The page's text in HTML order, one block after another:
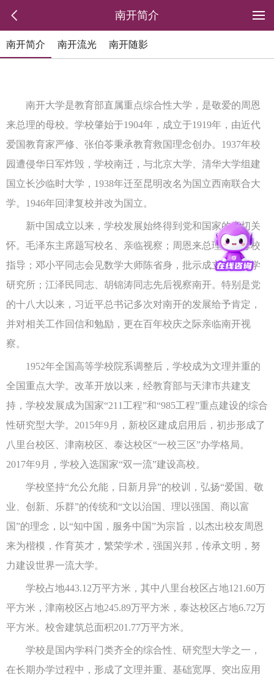
南开简介
南开简介 南开流光 南开随影
南开大学是教育部直属重点综合性大学，是敬爱的周恩
来总理的母校。学校肇始于1904年，成立于1919年，由近代
爱国教育家严修、张伯苓秉承教育救国理念创办。1937年校
园遭侵华日军炸毁，学校南迁，与北京大学、清华大学组建
国立长沙临时大学，1938年迁至昆明改名为国立西南联合大
学。1946年回津复校并改为国立。
新中国成立以来，学校发展始终得到党和国家的亲切关
怀。毛泽东主席题写校名、亲临视察；周恩来总理三回母校
指导；邓小平同志会见数学大师陈省身，批示成立南开数学
研究所；江泽民同志、胡锦涛同志先后视察南开。特别是党
的十八大以来，习近平总书记多次对南开的发展给予肯定，
并对相关工作回信和勉励，更在百年校庆之际亲临南开视
察。
1952年全国高等学校院系调整后，学校成为文理并重的
全国重点大学。改革开放以来，经教育部与天津市共建支
持，学校发展成为国家“211工程”和“985工程”重点建设的综合
性研究型大学。2015年9月，新校区建成启用后，初步形成了
八里台校区、津南校区、泰达校区“一校三区”办学格局。
2017年9月，学校入选国家“双一流”建设高校。
学校坚持“允公允能，日新月异”的校训，弘扬“爱国、敬
业、创新、乐群”的传统和“文以治国、理以强国、商以富
国”的理念，以“知中国，服务中国”为宗旨，以杰出校友周恩
来为楷模，作育英才，繁荣学术，强国兴邦，传承文明，努
力建设世界一流大学。
学校占地443.12万平方米，其中八里台校区占地121.60万
平方米，津南校区占地245.89万平方米，泰达校区占地6.72万
平方米。校舍建筑总面积201.77万平方米。
学校是国内学科门类齐全的综合性、研究型大学之一，
在长期办学过程中，形成了文理并重、基础宽厚、突出应用